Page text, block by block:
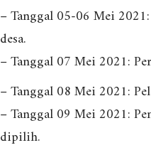
– Tanggal 05-06 Mei
desa.
– Tanggal 07 Mei 2021:
– Tanggal 08 Mei 2021:
– Tanggal 09 Mei 2021:
dipilih.